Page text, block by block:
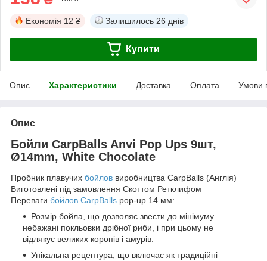
Економія 12 ₴ Залишилось 26 днів
Купити
Опис Характеристики Доставка Оплата Умови
Опис
Бойли CarpBalls Anvi Pop Ups 9шт,
Ø14mm, White Chocolate
Пробник плавучих бойлов виробництва CarpBalls (Англія)
Виготовлені під замовлення Скоттом Ретклифом
Переваги бойлов CarpBalls pop-up 14 мм:
Розмір бойла, що дозволяє звести до мінімуму
небажані покльовки дрібної риби, і при цьому не
відлякує великих коропів і амурів.
Унікальна рецептура, що включає як традиційні